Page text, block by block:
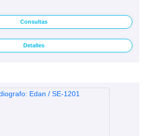
Consultas
Detalles